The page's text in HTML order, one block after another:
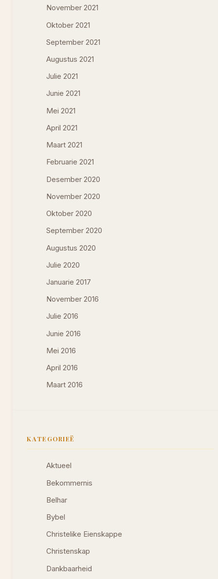
November 2021
Oktober 2021
September 2021
Augustus 2021
Julie 2021
Junie 2021
Mei 2021
April 2021
Maart 2021
Februarie 2021
Desember 2020
November 2020
Oktober 2020
September 2020
Augustus 2020
Julie 2020
Januarie 2017
November 2016
Julie 2016
Junie 2016
Mei 2016
April 2016
Maart 2016
KATEGORIEË
Aktueel
Bekommernis
Belhar
Bybel
Christelike Eienskappe
Christenskap
Dankbaarheid